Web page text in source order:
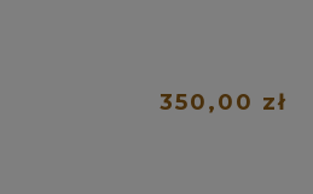
350,00 zł